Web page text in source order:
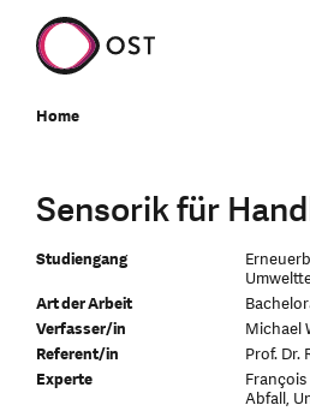
Home
Sensorik für
Studiengang
Art der Arbeit
Verfasser/in
Michael
Referent/in
Prof. Dr.
Experte
Abfall,